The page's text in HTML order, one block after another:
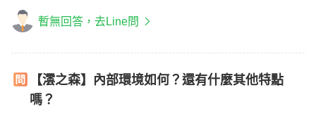
暫無回答，去Line問
【澐之森】內部環境如何？還有什麼其他特點
嗎？